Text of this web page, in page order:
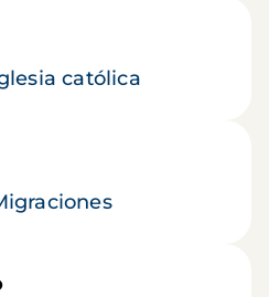
católica